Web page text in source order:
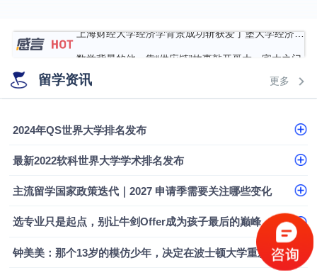
Offer
上海财经大学经济学背景成功斩获爱丁堡大学经济学
硕士录取
数学背景的他，靠“供应链”故事敲开哥大、宾大之门
专科逆袭伦敦大学学院UCL录取案例解析
从上海财大2+2到谢菲尔德：低均分逆袭QS百强金
融会计硕士实录
​恭喜Z同学荣获剑桥大学录取
留学资讯 更多
2024年QS世界大学排名发布
最新2022软科世界大学学术排名发布
主流留学国家政策迭代｜2027 申请季需要关注哪些变化
选专业只是起点，别让牛剑Offer成为孩子最后的巅峰
钟美美：那个13岁的模仿少年，决定在波士顿大学重新定义自己